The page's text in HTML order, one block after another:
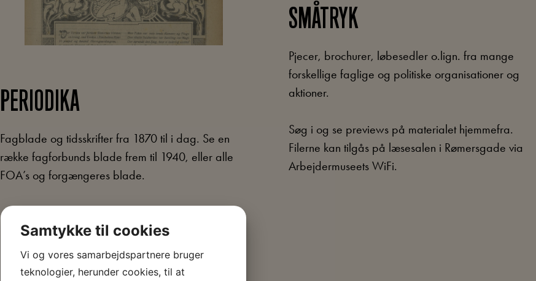
PERIODIKA
Fagblade og tidsskrifter fra 1870 til i dag. Se en
række fagforbunds blade frem til 1940, eller alle
FOA’s og forgængeres blade.
SMÅTRYK
Pjecer, brochurer, løbesedler o.lign. fra mange
forskellige faglige og politiske organisationer og
aktioner.
Søg i og se previews på materialet hjemmefra.
Filerne kan tilgås på læsesalen i Rømersgade via
Arbejdermuseets WiFi.
Samtykke til cookies
Vi og vores samarbejdspartnere bruger
teknologier, herunder cookies, til at